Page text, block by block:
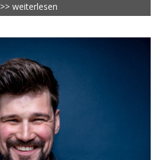
>> weiterlesen